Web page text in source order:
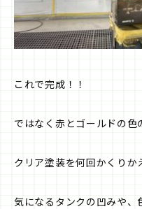
これで完成！！
ではなく赤とゴールドの色
クリア塗装を何回かくりか
気になるタンクの凹みや、